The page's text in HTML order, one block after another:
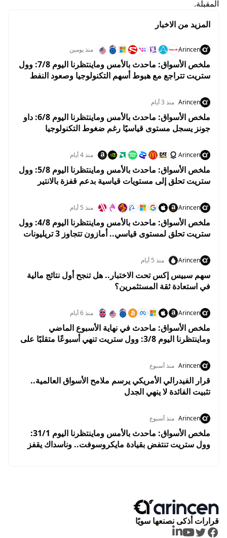
المقبلة.
المزيد من الاخبار
Arincen منذ يومين
ملخص الأسواق: ماحدث بالأمس وماينتظرنا اليوم 7/8: وول
ستريت تتراجع مع هبوط أسهم التكنولوجيا وصعود النفط
Arincen منذ 3 أيام
ملخص الأسواق: ماحدث بالأمس وماينتظرنا اليوم 6/8: داو
جونز يسجل مستوى قياسيًا رغم ضغوط التكنولوجيا
Arincen منذ 4 أيام
ملخص الأسواق: ماحدث بالأمس وماينتظرنا اليوم 5/8: وول
ستريت تحلق إلى مستويات قياسية بدعم قفزة بالانتير
Arincen منذ 5 أيام
ملخص الأسواق: ماحدث بالأمس وماينتظرنا اليوم 4/8: وول
ستريت تحلق لمستوى قياسي.. أمازون تتجاوز 3 تريليونات
Arincen منذ 5 أيام
سهم سبيس إكس تحت الاختبار.. هل تنجح أول نتائج مالية
في استعادة ثقة المستثمرين؟
Arincen منذ 6 أيام
ملخص الأسواق: ماحدث في نهاية الأسبوع الماضي
وماينتظرنا اليوم 3/8: وول ستريت تنهي أسبوعًا متقلبًا على
Arincen منذ أسبوع
قرار الفيدرالي الأمريكي يرسم ملامح الأسواق العالمية..
تثبيت الفائدة لا ينهي الجدل
Arincen منذ أسبوع
ملخص الأسواق: ماحدث بالأمس وماينتظرنا اليوم 31/1:
وول ستريت تنتفض بقيادة مايكروسوفت.. وناسداك يقفز
قرارات أذكى نصنعها سويًا
Facebook
Twitter
Youtube
LinkedIn